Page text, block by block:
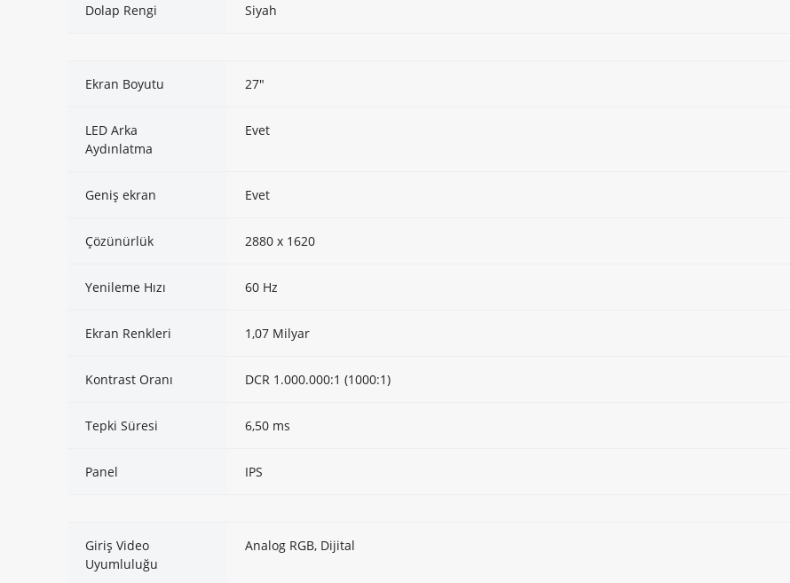
Dolap Rengi Siyah
Ekran Boyutu 27"
LED Arka
Aydınlatma
Evet
Geniş ekran Evet
Çözünürlük 2880 x 1620
Yenileme Hızı 60 Hz
Ekran Renkleri 1,07 Milyar
Kontrast Oranı DCR 1.000.000:1 (1000:1)
Tepki Süresi 6,50 ms
Panel IPS
Giriş Video
Uyumluluğu
Analog RGB, Dijital